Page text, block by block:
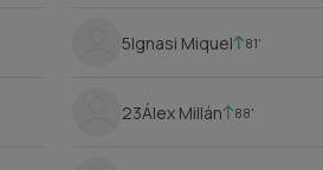
5Ignasi Miquel 81'
23Álex Millán 88'